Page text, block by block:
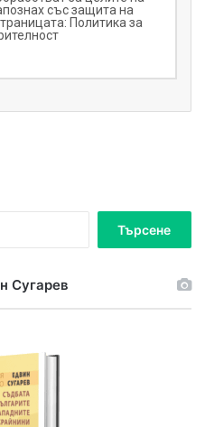
със защита на
Политика за
Сугарев